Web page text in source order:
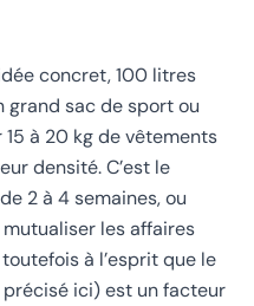
concret, 100 litres
grand sac de sport ou
à 20 kg de vêtements
densité. C’est le
2 à 4 semaines, ou
les affaires
à l’esprit que le
ici) est un facteur